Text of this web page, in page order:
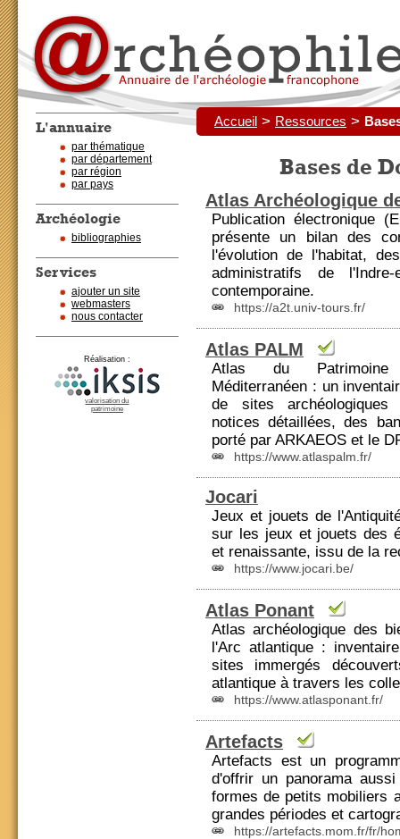
L'annuaire
par thématique
par département
par région
par pays
Archéologie
bibliographies
Services
ajouter un site
webmasters
nous contacter
Réalisation :
valorisation du
patrimoine
Accueil > Ressources >
Bases de
Atlas Archéologique
Publication électronique
présente un bilan des
l'évolution de l'habitat,
administratifs de
contemporaine.
https://a2t.univ-tours.fr/
Atlas PALM
Atlas du Patrimoine
Méditerranéen : un
de sites archéologiques
notices détaillées, des
porté par ARKAEOS et le
https://www.atlaspalm.fr/
Jocari
Jeux et jouets de l'
sur les jeux et jouets des
et renaissante, issu de la
https://www.jocari.be/
Atlas Ponant
Atlas archéologique des
l'Arc atlantique :
sites immergés
atlantique à travers les
https://www.atlasponant.fr/
Artefacts
Artefacts est un
d'offrir un panorama
formes de petits mobiliers
grandes périodes et
https://artefacts.mom.fr/fr/